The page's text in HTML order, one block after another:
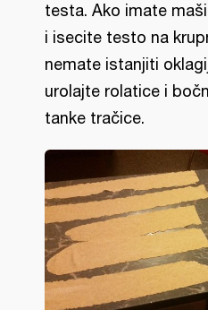
testa. Ako imate
i isecite testo na
nemate istanjiti
urolajte rolatice i
tanke tračice.